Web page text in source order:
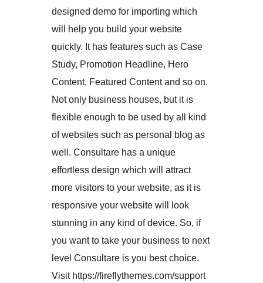
designed demo for importing which
will help you build your website
quickly. It has features such as Case
Study, Promotion Headline, Hero
Content, Featured Content and so on.
Not only business houses, but it is
flexible enough to be used by all kind
of websites such as personal blog as
well. Consultare has a unique
effortless design which will attract
more visitors to your website, as it is
responsive your website will look
stunning in any kind of device. So, if
you want to take your business to next
level Consultare is you best choice.
Visit https://fireflythemes.com/support